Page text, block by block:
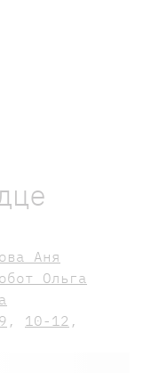
Аня
Ольга
, 10-12 ,